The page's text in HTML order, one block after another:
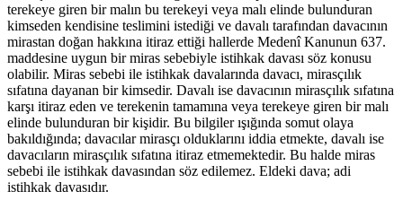
terekeye giren bir malın bu terekeyi veya malı elinde bulunduran
kimseden kendisine teslimini istediği ve davalı tarafından davacının
mirastan doğan hakkına itiraz ettiği hallerde Medenî Kanunun 637.
maddesine uygun bir miras sebebiyle istihkak davası söz konusu
olabilir. Miras sebebi ile istihkak davalarında davacı, mirasçılık
sıfatına dayanan bir kimsedir. Davalı ise davacının mirasçılık sıfatına
karşı itiraz eden ve terekenin tamamına veya terekeye giren bir malı
elinde bulunduran bir kişidir. Bu bilgiler ışığında somut olaya
bakıldığında; davacılar mirasçı olduklarını iddia etmekte, davalı ise
davacıların mirasçılık sıfatına itiraz etmemektedir. Bu halde miras
sebebi ile istihkak davasından söz edilemez. Eldeki dava; adi
istihkak davasıdır.